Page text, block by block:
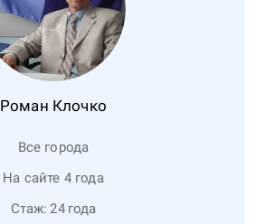
Роман Клочко
Все города
На сайте 4 года
Стаж: 24 года